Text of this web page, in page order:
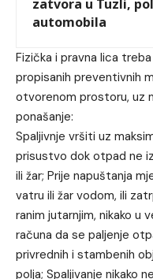
zatvora u Tuzli,
automobila
Fizička i pravna lica
propisanih preventivnih
otvorenom prostoru, uz
ponašanje:
Spaljivnje vršiti uz
prisustvo dok otpad ne
ili žar; Prije napuštanja
vatru ili žar vodom, ili
ranim jutarnjim, nikako u
računa da se paljenje
privrednih i stambenih
polja; Spaljivanje nikako